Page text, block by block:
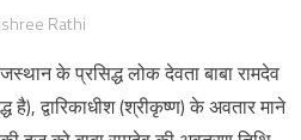
Rathi
के प्रसिद्ध लोक देवता बाबा रामदेव
है), द्वारिका‍धीश (श्रीकृष्ण) के अवतार माने